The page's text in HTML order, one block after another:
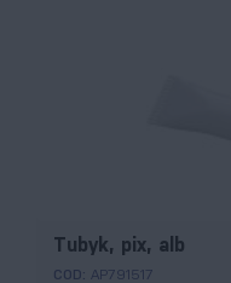
Tubyk, pix, alb
COD: AP791517